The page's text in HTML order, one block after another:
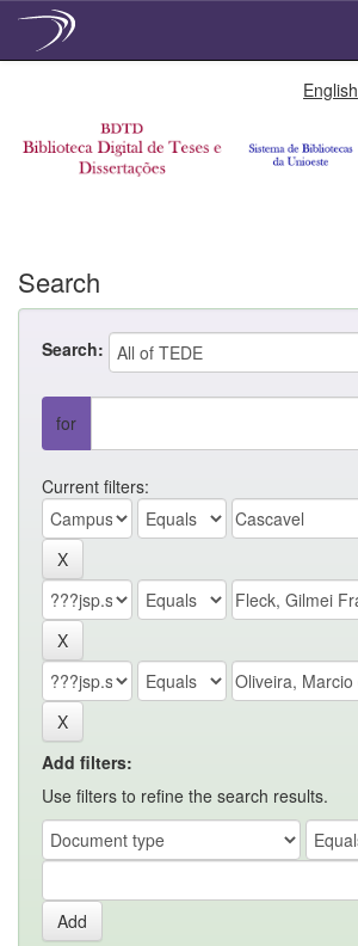
English
Search
Search:
for
Current filters:
Add filters:
Use filters to refine the search results.